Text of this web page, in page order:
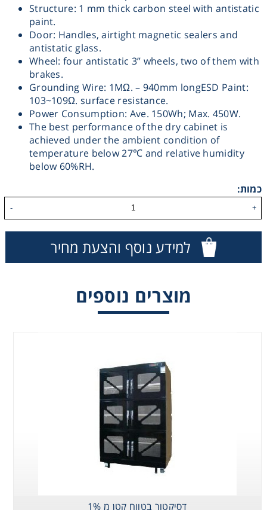
Structure: 1 mm thick carbon steel with antistatic
paint.
Door: Handles, airtight magnetic sealers and
antistatic glass.
Wheel: four antistatic 3” wheels, two of them with
brakes.
Grounding Wire: 1MΩ. – 940mm longESD Paint:
103~109Ω. surface resistance.
Power Consumption: Ave. 150Wh; Max. 450W.
The best performance of the dry cabinet is
achieved under the ambient condition of
temperature below 27℃ and relative humidity
below 60%RH.
כמות:
+
-
למידע נוסף והצעת מחיר
מוצרים נוספים
דסיקטור בטווח קטן מ 1%
דסיקטור בטווח קטן
Chromatography
Lab Essentials
Filtration
Glassware
Liquid Handling
Plasticware
Reagents & Kits
Consumables